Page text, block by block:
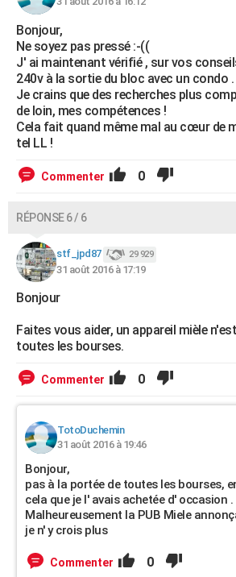
Bonjour,
Ne soyez pas pressé :-((
J' ai maintenant vérifié , sur vos
240v à la sortie du bloc avec un condo .
Je crains que des recherches plus
de loin, mes compétences !
Cela fait quand même mal au cœur de
tel LL !
Commenter 0
RÉPONSE 6 / 6
stf_jpd87 29 929
31 août 2016 à 17:19
Bonjour
Faites vous aider, un appareil mièle
toutes les bourses.
Commenter 0
TotoDuchemin
31 août 2016 à 19:46
Bonjour,
pas à la portée de toutes les bourses,
cela que je l' avais achetée d' occasion .
Malheureusement la PUB Miele
je n' y crois plus
Commenter 0